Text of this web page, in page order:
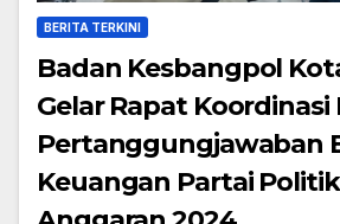
BERITA TERKINI
Badan Kesbangpol
Gelar Rapat Koordinasi
Pertanggungjawaban
Keuangan Partai